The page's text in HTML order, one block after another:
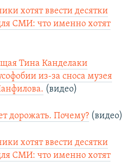
хотят ввести десятки
СМИ: что именно хотят
Тина Канделаки
из-за сноса музея
(видео)
дорожать. Почему? (видео)
хотят ввести десятки
СМИ: что именно хотят